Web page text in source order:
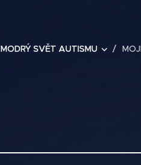
MODRÝ SVĚT AUTISMU